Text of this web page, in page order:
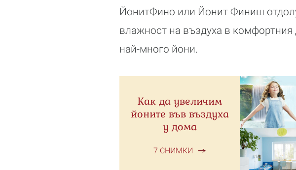
ЙонитФино или Йонит Финиш
влажност на въздуха в комфортния
най-много йони.
Как да увеличим
йоните във въздуха
у дома
7 СНИМКИ